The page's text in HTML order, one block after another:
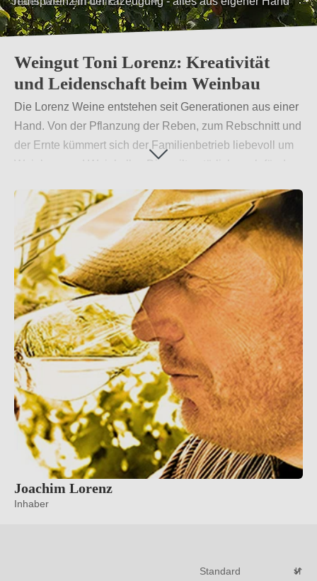
Weingut Toni Lorenz: Kreativität
und Leidenschaft beim Weinbau
Die Lorenz Weine entstehen seit Generationen aus einer
Hand. Von der Pflanzung der Reben, zum Rebschnitt und
der Ernte kümmert sich der Familienbetrieb liebevoll um
Weinberg und Weinkeller. Dies gilt natürlich auch für den
Fachwissen werden die täglichen Herausforderungen
(Klima, Vertrieb) zielstrebig angepackt. Das Weingut
Lorenz steht mit seinem Namen für die qualitativ
hochwertigen Weine, wobei jeder Wein der Manufaktur
ein Unikat darstellt.Weiterlesen→
Joachim Lorenz
Inhaber